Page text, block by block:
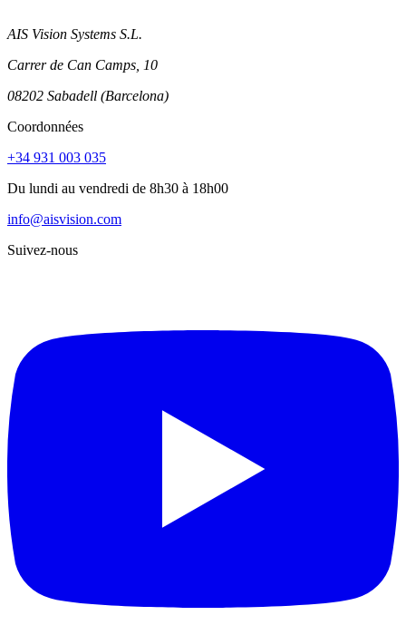
AIS Vision Systems S.L.
Carrer de Can Camps, 10
08202 Sabadell (Barcelona)
Coordonnées
+34 931 003 035
Du lundi au vendredi de 8h30 à 18h00
info@aisvision.com
Suivez-nous